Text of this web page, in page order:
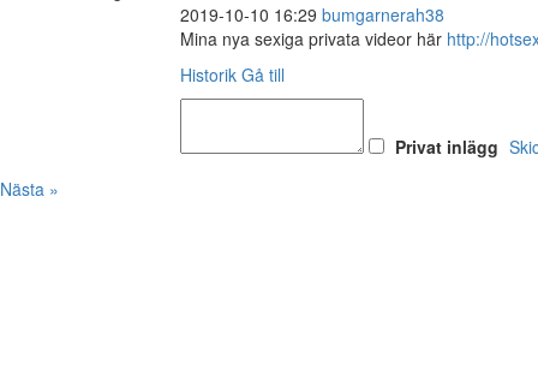
2019-10-10 16:29 bumgarnerah38
Mina nya sexiga privata videor här http://
Historik Gå till
Privat inlägg
Nästa »